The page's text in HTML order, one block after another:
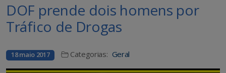
DOF prende dois homens por
Tráfico de Drogas
18 maio 2017 Categorias: Geral